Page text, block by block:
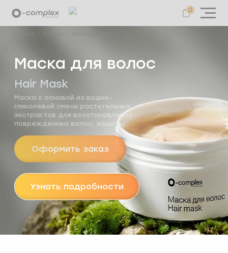
0
Маска для волос
Hair Mask
Маска с основой из водно-
гликолевой смеси растительных
экстрактов для восстановления
поврежденных волос, защиты
от ломкости и стимуляции роста
Оформить заказ
Узнать подробности